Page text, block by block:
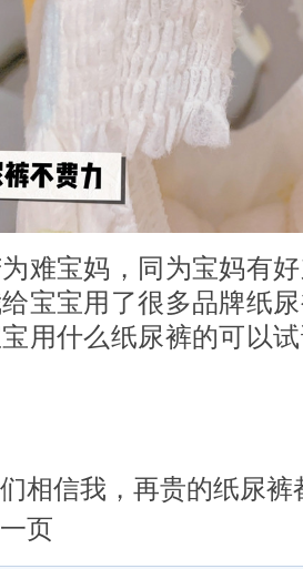
宝妈，同为宝妈有好
宝宝用了很多品牌纸
用什么纸尿裤的可以
相信我，再贵的纸尿
页